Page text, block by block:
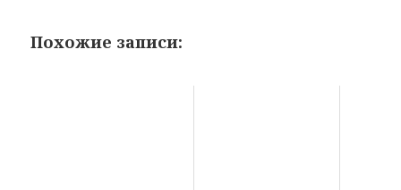
Похожие записи: